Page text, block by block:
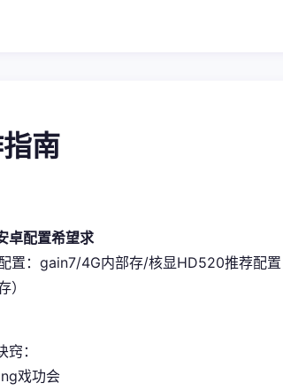
南
卓配置希望求
置​ ​：gain7/4G内部存/核显HD520​推荐配置​
）
：
戏功会